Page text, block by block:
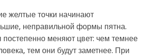
желтые точки начинают
неправильной формы пятна.
меняют цвет: чем темнее
тем они будут заметнее. При